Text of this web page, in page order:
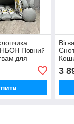
Повний
для
вігвам,
вігвам для
3